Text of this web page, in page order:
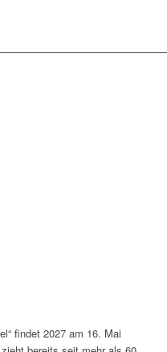
findet 2027 am 16. Mai